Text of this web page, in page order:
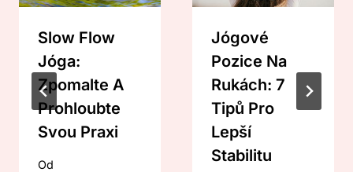
Slow Flow
Jóga:
Zpomalte A
Prohloubte
Svou Praxi
Od
Jógové
Pozice Na
Rukách: 7
Tipů Pro
Lepší
Stabilitu